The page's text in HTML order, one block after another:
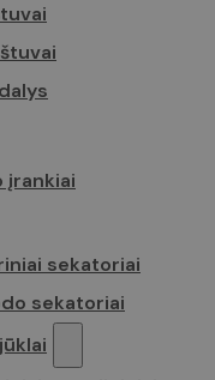
įrankiai
sekatoriai
sekatoriai